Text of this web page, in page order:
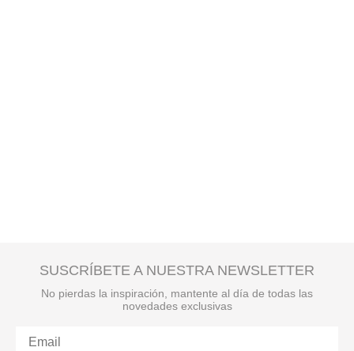
SUSCRÍBETE A NUESTRA NEWSLETTER
No pierdas la inspiración, mantente al día de todas las
novedades exclusivas